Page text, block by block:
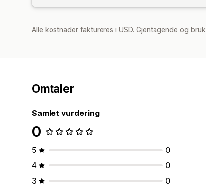
Alle kostnader faktureres i USD. Gjentagende og
Omtaler
Samlet vurdering
0
5
0
4
0
3
0